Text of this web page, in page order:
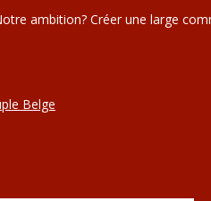
ambition? Créer une large
Belge